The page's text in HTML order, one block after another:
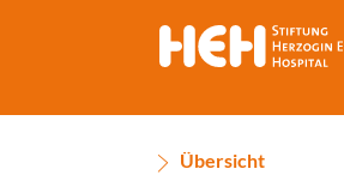
Übersicht